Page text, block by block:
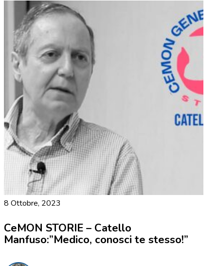
8 Ottobre, 2023
CeMON STORIE – Catello
Manfuso:”Medico, conosci te stesso!”